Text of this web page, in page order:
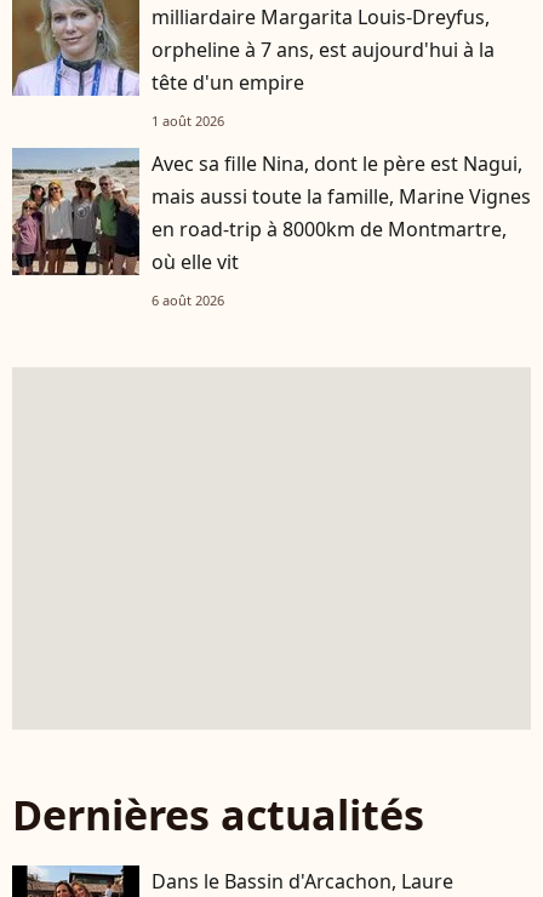
milliardaire Margarita Louis-Dreyfus,
orpheline à 7 ans, est aujourd'hui à la
tête d'un empire
1 août 2026
Avec sa fille Nina, dont le père est Nagui,
mais aussi toute la famille, Marine Vignes
en road-trip à 8000km de Montmartre,
où elle vit
6 août 2026
Dernières actualités
Dans le Bassin d'Arcachon, Laure